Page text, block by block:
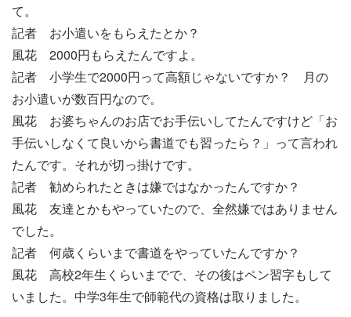
て。
記者 お小遣いをもらえたとか？
風花 2000円もらえたんですよ。
記者 小学生で2000円って高額じゃないですか？ 月の
お小遣いが数百円なので。
風花 お婆ちゃんのお店でお手伝いしてたんですけど「お
手伝いしなくて良いから書道でも習ったら？」って言われ
たんです。それが切っ掛けです。
記者 勧められたときは嫌ではなかったんですか？
風花 友達とかもやっていたので、全然嫌ではありません
でした。
記者 何歳くらいまで書道をやっていたんですか？
風花 高校2年生くらいまでで、その後はペン習字もして
いました。中学3年生で師範代の資格は取りました。